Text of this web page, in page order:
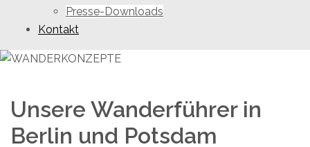
Presse-Downloads
Kontakt
Unsere Wanderführer in
Berlin und Potsdam